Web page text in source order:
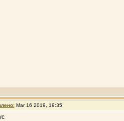
Mar 16 2019, 19:35